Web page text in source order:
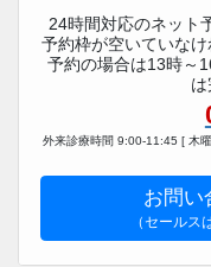
24時間対応のネット
予約枠が空いていな
予約の場合は13時～
は
外来診療時間 9:00-11:45 [ 木
お問い
（セールス